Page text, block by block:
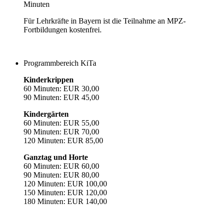
Minuten
Für Lehrkräfte in Bayern ist die Teilnahme an MPZ-
Fortbildungen kostenfrei.
Programmbereich KiTa
Kinderkrippen
60 Minuten: EUR 30,00
90 Minuten: EUR 45,00
Kindergärten
60 Minuten: EUR 55,00
90 Minuten: EUR 70,00
120 Minuten: EUR 85,00
Ganztag und Horte
60 Minuten: EUR 60,00
90 Minuten: EUR 80,00
120 Minuten: EUR 100,00
150 Minuten: EUR 120,00
180 Minuten: EUR 140,00